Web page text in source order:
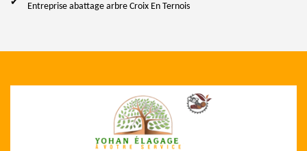
Entreprise abattage arbre Croix En Ternois